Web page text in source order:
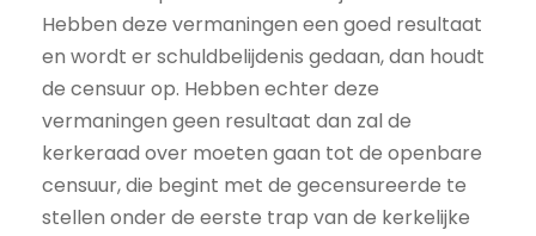
Hebben deze vermaningen een goed resultaat
en wordt er schuldbelijdenis gedaan, dan houdt
de censuur op. Hebben echter deze
vermaningen geen resultaat dan zal de
kerkeraad over moeten gaan tot de openbare
censuur, die begint met de gecensureerde te
stellen onder de eerste trap van de kerkelijke